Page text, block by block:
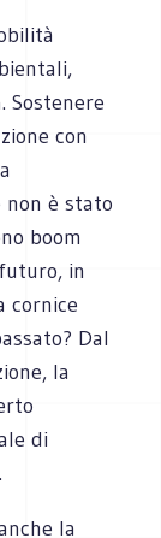
Sostenere
con
non è stato
boom
in
cornice
Dal
la
di
la